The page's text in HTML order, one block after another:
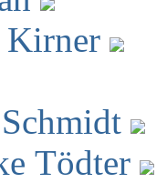
Kirner
Tödter